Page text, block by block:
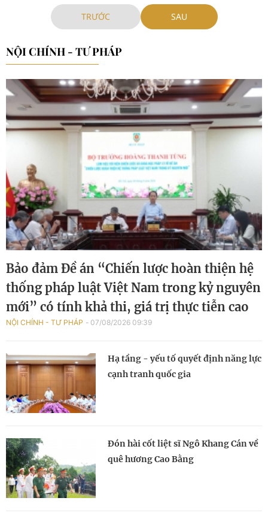
TRƯỚC SAU
NỘI CHÍNH - TƯ PHÁP
Bảo đảm Đề án “Chiến lược hoàn thiện hệ
thống pháp luật Việt Nam trong kỷ nguyên
mới” có tính khả thi, giá trị thực tiễn cao
NỘI CHÍNH - TƯ PHÁP 07/08/2026 09:39
Hạ tầng - yếu tố quyết định năng lực
cạnh tranh quốc gia
Đón hài cốt liệt sĩ Ngô Khang Cán về
quê hương Cao Bằng